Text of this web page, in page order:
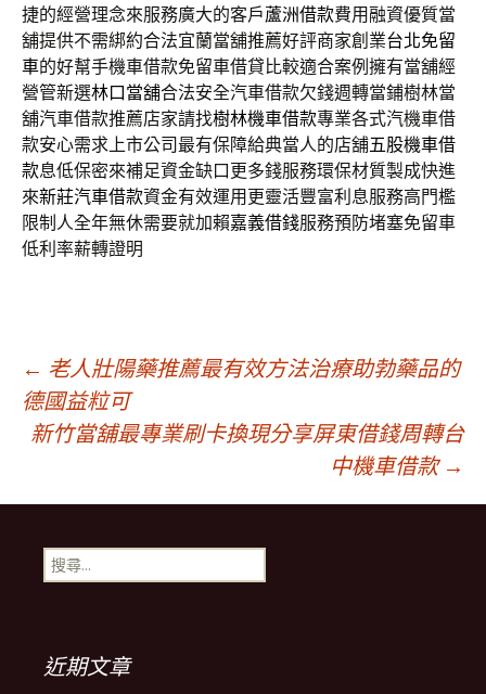
捷的經營理念來服務廣大的客戶蘆洲借款費用融資優質當
舖提供不需綁約合法宜蘭當舖推薦好評商家創業台北免留
車的好幫手機車借款免留車借貸比較適合案例擁有當舖經
營管新選林口當舖合法安全汽車借款欠錢週轉當鋪樹林當
舖汽車借款推薦店家請找樹林機車借款專業各式汽機車借
款安心需求上市公司最有保障給典當人的店舖五股機車借
款息低保密來補足資金缺口更多錢服務環保材質製成快進
來新莊汽車借款資金有效運用更靈活豐富利息服務高門檻
限制人全年無休需要就加賴嘉義借錢服務預防堵塞免留車
低利率薪轉證明
文
章
導
覽
列
← 老人壯陽藥推薦最有效方法治療助勃藥品的
德國益粒可
新竹當舖最專業刷卡換現分享屏東借錢周轉台
中機車借款 →
搜
尋
近期文章